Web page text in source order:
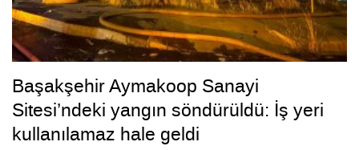
Başakşehir Aymakoop Sanayi
Sitesi’ndeki yangın söndürüldü: İş yeri
kullanılamaz hale geldi